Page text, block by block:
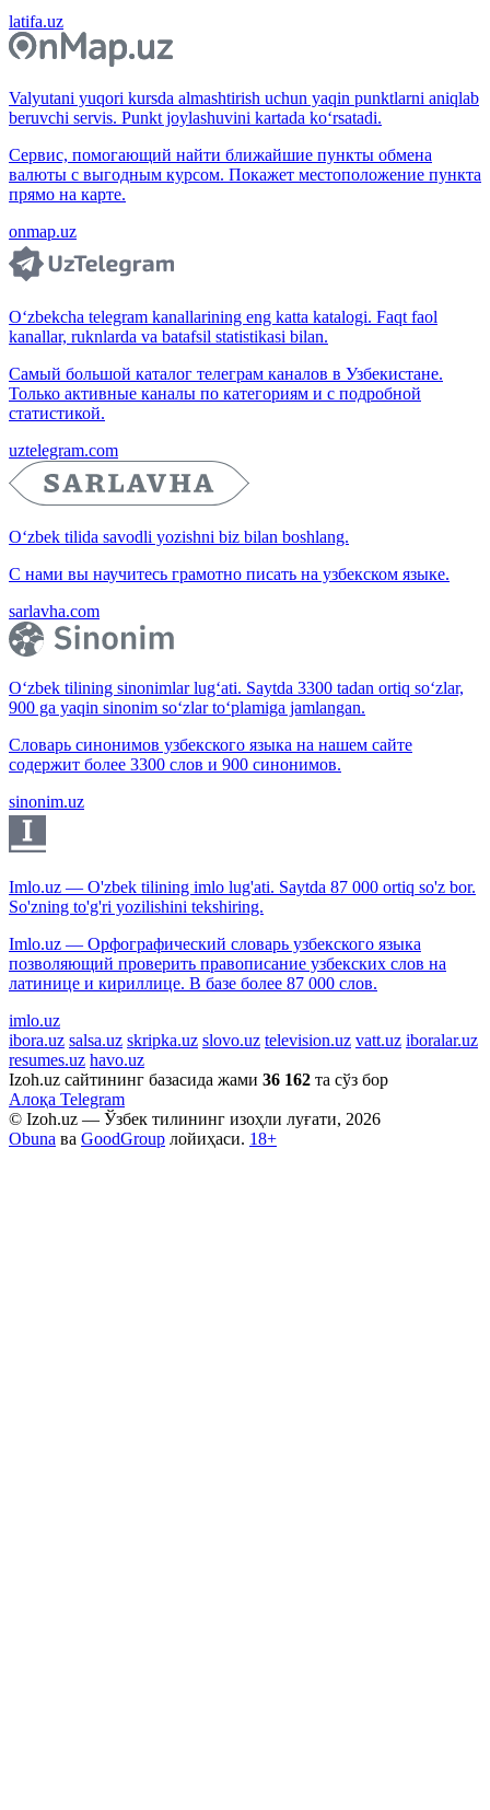
latifa.uz
Valyutani yuqori kursda almashtirish uchun yaqin punktlarni aniqlab
beruvchi servis. Punkt joylashuvini kartada ko‘rsatadi.
Сервис, помогающий найти ближайшие пункты обмена
валюты с выгодным курсом. Покажет местоположение пункта
прямо на карте.
onmap.uz
O‘zbekcha telegram kanallarining eng katta katalogi. Faqt faol
kanallar, ruknlarda va batafsil statistikasi bilan.
Самый большой каталог телеграм каналов в Узбекистане.
Только активные каналы по категориям и с подробной
статистикой.
uztelegram.com
O‘zbek tilida savodli yozishni biz bilan boshlang.
С нами вы научитесь грамотно писать на узбекском языке.
sarlavha.com
O‘zbek tilining sinonimlar lug‘ati. Saytda 3300 tadan ortiq so‘zlar,
900 ga yaqin sinonim so‘zlar to‘plamiga jamlangan.
Словарь синонимов узбекского языка на нашем сайте
содержит более 3300 слов и 900 синонимов.
sinonim.uz
Imlo.uz — O'zbek tilining imlo lug'ati. Saytda 87 000 ortiq so'z bor.
So'zning to'g'ri yozilishini tekshiring.
Imlo.uz — Орфографический словарь узбекского языка
позволяющий проверить правописание узбекских слов на
латинице и кириллице. В базе более 87 000 слов.
imlo.uz
ibora.uz salsa.uz skripka.uz slovo.uz television.uz vatt.uz iboralar.uz
resumes.uz havo.uz
Izoh.uz сайтининг базасида жами 36 162 та сўз бор
Алоқа Telegram
© Izoh.uz — Ўзбек тилининг изоҳли луғати, 2026
Obuna ва GoodGroup лойиҳаси. 18+